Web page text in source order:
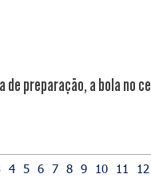
de preparação, a bola no
4 5 6 7 8 9 10 11 12